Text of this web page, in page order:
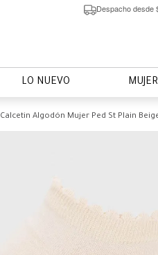
Despacho desde
LO NUEVO MUJER
Calcetin Algodón Mujer Ped St Plain